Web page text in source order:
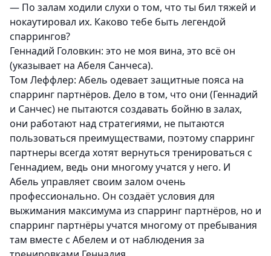
— По залам ходили слухи о том, что ты бил тяжей и
нокаутировал их. Каково тебе быть легендой
спаррингов?
Геннадий Головкин: это не моя вина, это всё он
(указывает на Абеля Санчеса).
Том Леффлер: Абель одевает защитные пояса на
спарринг партнёров. Дело в том, что они (Геннадий
и Санчес) не пытаются создавать бойню в залах,
они работают над стратегиями, не пытаются
пользоваться преимуществами, поэтому спарринг
партнеры всегда хотят вернуться тренироваться с
Геннадием, ведь они многому учатся у него. И
Абель управляет своим залом очень
профессионально. Он создаёт условия для
выжимания максимума из спарринг партнёров, но и
спарринг партнёры учатся многому от пребывания
там вместе с Абелем и от наблюдения за